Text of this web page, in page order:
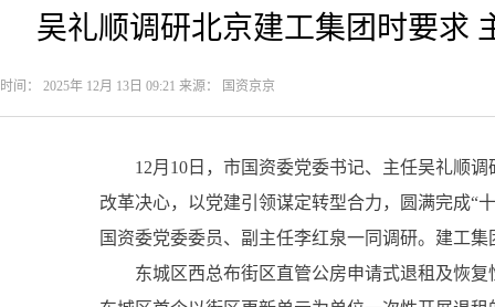
吴礼顺调研北京建工集团时要求
时间： 2025年 12月 13日 09:21 来源： 国资京京
12月10日，市国资委党委书记、主任吴礼顺调
改革决心，以党建引领谋定转型合力，圆满完成“
国资委党委委员、副主任李红泉一同调研。建工
东城区西总布街区直管公房申请式退租及恢复